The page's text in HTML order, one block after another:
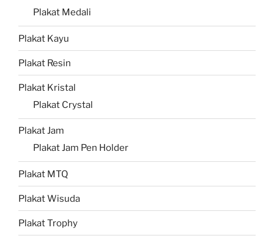
Plakat Medali
Plakat Kayu
Plakat Resin
Plakat Kristal
Plakat Crystal
Plakat Jam
Plakat Jam Pen Holder
Plakat MTQ
Plakat Wisuda
Plakat Trophy